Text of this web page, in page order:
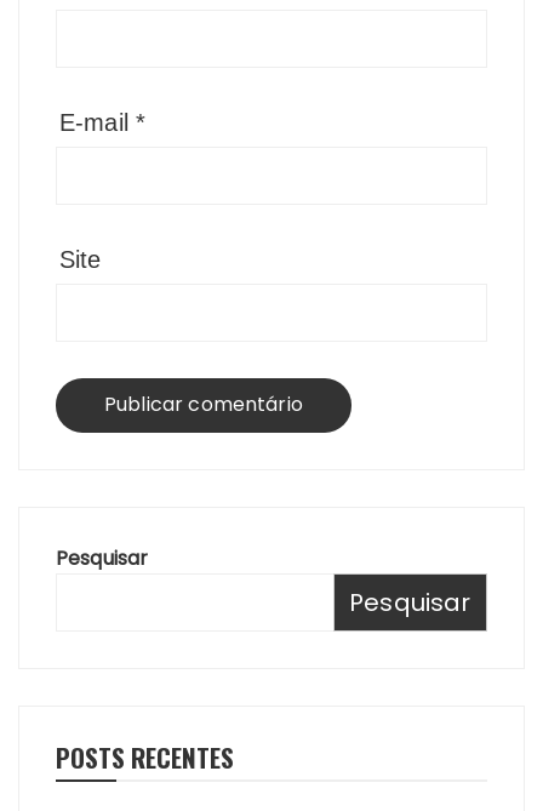
E-mail*
Site
Pesquisar
Pesquisar
POSTS RECENTES